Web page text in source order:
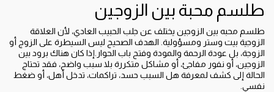
طلسم محبة بين الزوجين
طلسم محبه بين الزوجين يختلف عن جلب الحبيب العادي، لأن العلاقة
الزوجية بيت وستر ومسؤولية. الهدف الصحيح ليس السيطرة على الزوج أو
الزوجة، بل عودة الرحمة والمودة وفتح باب الحوار.إذا كان هناك برود بين
الزوجين، أو نفور مفاجئ، أو مشاكل متكررة بلا سبب واضح، فقد تحتاج
الحالة إلى كشف لمعرفة هل السبب حسد، تراكمات، تدخل أهل، أو ضغط
نفسي.